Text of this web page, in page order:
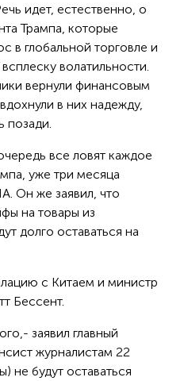
идет, естественно, о
Трампа, которые
в глобальной торговле и
волатильности.
вернули финансовым
в них надежду,
позади.
все ловят каждое
уже три месяца
Он же заявил, что
на товары из
долго оставаться на
с Китаем и министр
Бессент.
заявил главный
журналистам 22
не будут оставаться